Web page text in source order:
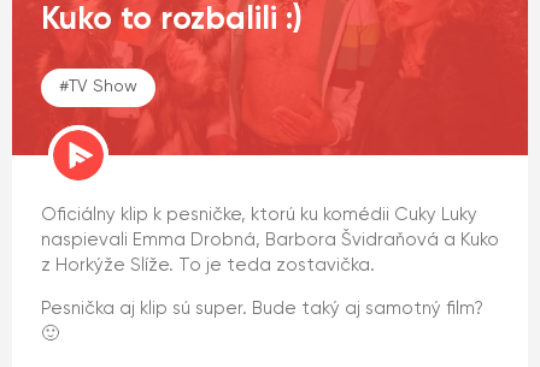
Kuko to rozbalili :)
# TV Show
Oficiálny klip k pesničke, ktorú ku komédii Cuky Luky
naspievali Emma Drobná, Barbora Švidraňová a Kuko
z Horkýže Slíže. To je teda zostavička.
Pesnička aj klip sú super. Bude taký aj samotný film?
🙂